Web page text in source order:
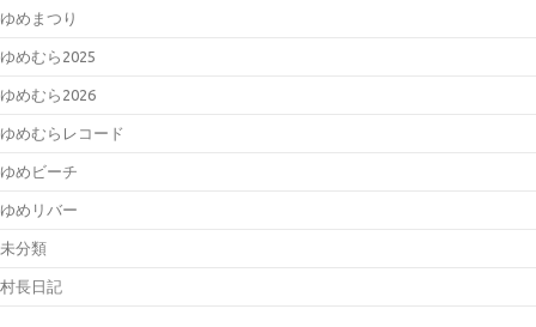
ゆめまつり
ゆめむら2025
ゆめむら2026
ゆめむらレコード
ゆめビーチ
ゆめリバー
未分類
村長日記